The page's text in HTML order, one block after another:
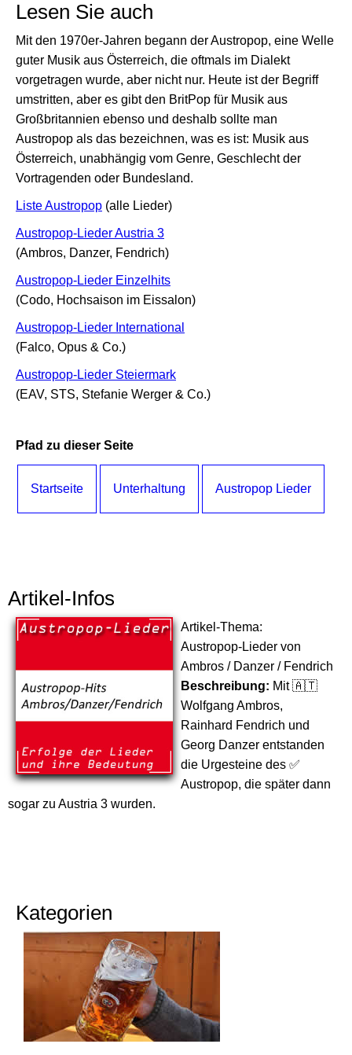
Lesen Sie auch
Mit den 1970er-Jahren begann der Austropop, eine Welle
guter Musik aus Österreich, die oftmals im Dialekt
vorgetragen wurde, aber nicht nur. Heute ist der Begriff
umstritten, aber es gibt den BritPop für Musik aus
Großbritannien ebenso und deshalb sollte man
Austropop als das bezeichnen, was es ist: Musik aus
Österreich, unabhängig vom Genre, Geschlecht der
Vortragenden oder Bundesland.
Liste Austropop (alle Lieder)
Austropop-Lieder Austria 3
(Ambros, Danzer, Fendrich)
Austropop-Lieder Einzelhits
(Codo, Hochsaison im Eissalon)
Austropop-Lieder International
(Falco, Opus & Co.)
Austropop-Lieder Steiermark
(EAV, STS, Stefanie Werger & Co.)
Pfad zu dieser Seite
Startseite Unterhaltung Austropop Lieder
Artikel-Infos
Artikel-Thema:
Austropop-Lieder von
Ambros / Danzer / Fendrich
Beschreibung: Mit 🇦🇹
Wolfgang Ambros,
Rainhard Fendrich und
Georg Danzer entstanden
die Urgesteine des ✅
Austropop, die später dann
sogar zu Austria 3 wurden.
Kategorien